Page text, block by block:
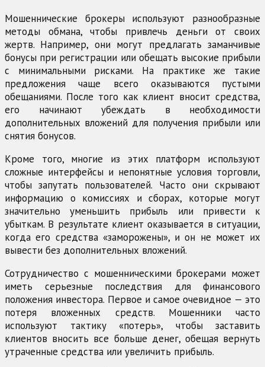
Мошеннические брокеры используют разнообразные
методы обмана, чтобы привлечь деньги от своих
жертв. Например, они могут предлагать заманчивые
бонусы при регистрации или обещать высокие прибыли
с минимальными рисками. На практике же такие
предложения чаще всего оказываются пустыми
обещаниями. После того как клиент вносит средства,
его начинают убеждать в необходимости
дополнительных вложений для получения прибыли или
снятия бонусов.
Кроме того, многие из этих платформ используют
сложные интерфейсы и непонятные условия торговли,
чтобы запутать пользователей. Часто они скрывают
информацию о комиссиях и сборах, которые могут
значительно уменьшить прибыль или привести к
убыткам. В результате клиент оказывается в ситуации,
когда его средства «заморожены», и он не может их
вывести без дополнительных вложений.
Сотрудничество с мошенническими брокерами может
иметь серьезные последствия для финансового
положения инвестора. Первое и самое очевидное — это
потеря вложенных средств. Мошенники часто
используют тактику «потерь», чтобы заставить
клиентов вносить все больше денег, обещая вернуть
утраченные средства или увеличить прибыль.